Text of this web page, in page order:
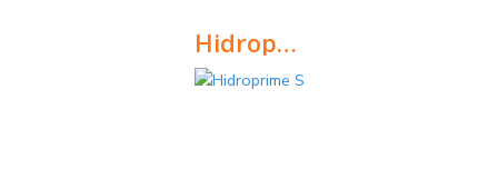
Hidroprime S
Hidrofugante hidro-repelente incolor de base solvente, destinado à proteção de superfícies porosas.